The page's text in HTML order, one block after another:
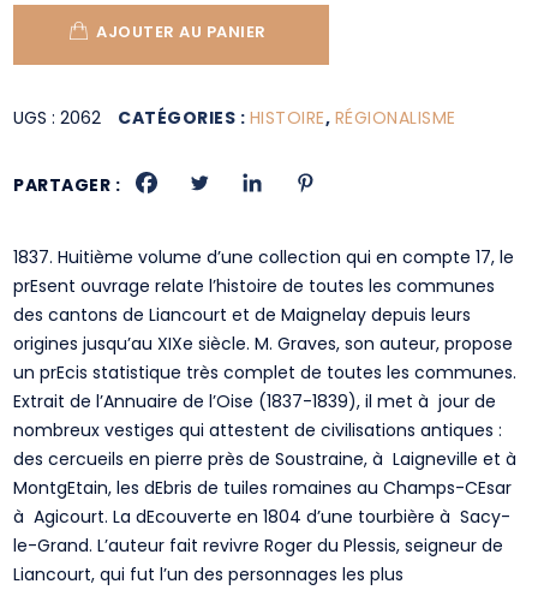
AJOUTER AU PANIER
UGS :2062 CATÉGORIES : HISTOIRE, RÉGIONALISME
PARTAGER :
1837. Huitième volume d’une collection qui en compte 17, le
prEsent ouvrage relate l’histoire de toutes les communes
des cantons de Liancourt et de Maignelay depuis leurs
origines jusqu’au XIXe siècle. M. Graves, son auteur, propose
un prEcis statistique très complet de toutes les communes.
Extrait de l’Annuaire de l’Oise (1837-1839), il met à jour de
nombreux vestiges qui attestent de civilisations antiques :
des cercueils en pierre près de Soustraine, à Laigneville et à
MontgEtain, les dEbris de tuiles romaines au Champs-CEsar
à Agicourt. La dEcouverte en 1804 d’une tourbière à Sacy-
le-Grand. L’auteur fait revivre Roger du Plessis, seigneur de
Liancourt, qui fut l’un des personnages les plus